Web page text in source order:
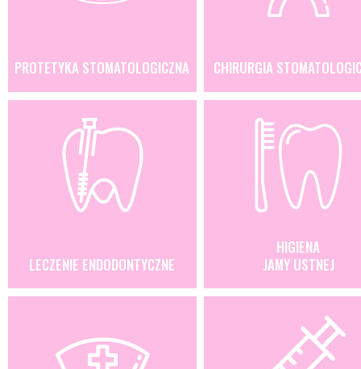
PROTETYKA STOMATOLOGICZNA CHIRURGIA
LECZENIE ENDODONTYCZNE
HIGIENA
JAMY USTNEJ